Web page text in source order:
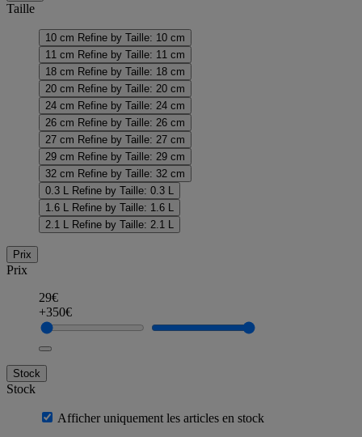
Taille
10 cm Refine by Taille: 10 cm
11 cm Refine by Taille: 11 cm
18 cm Refine by Taille: 18 cm
20 cm Refine by Taille: 20 cm
24 cm Refine by Taille: 24 cm
26 cm Refine by Taille: 26 cm
27 cm Refine by Taille: 27 cm
29 cm Refine by Taille: 29 cm
32 cm Refine by Taille: 32 cm
0.3 L
Refine by Taille: 0.3 L
1.6 L
Refine by Taille: 1.6 L
2.1 L
Refine by Taille: 2.1 L
Prix
Prix
29€
+350€
Stock
Stock
Afficher uniquement les articles en stock